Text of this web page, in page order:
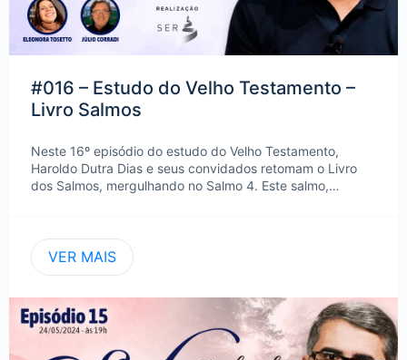
#016 – Estudo do Velho Testamento –
Livro Salmos
Neste 16º episódio do estudo do Velho Testamento,
Haroldo Dutra Dias e seus convidados retomam o Livro
dos Salmos, mergulhando no Salmo 4. Este salmo,…
VER MAIS